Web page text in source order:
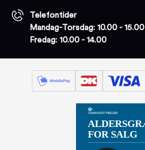
Telefontider
Mandag-Torsdag: 10.00 - 15.00
Fredag: 10.00 - 14.00